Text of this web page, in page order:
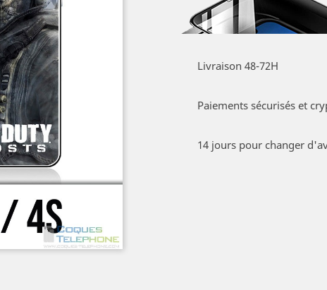
Livraison 48-72H
Paiements sécurisés et
14 jours pour changer